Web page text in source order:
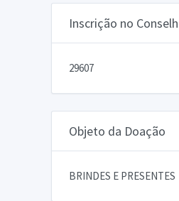
Inscrição no
29607
Objeto da Doação
BRINDES E PRESENTES